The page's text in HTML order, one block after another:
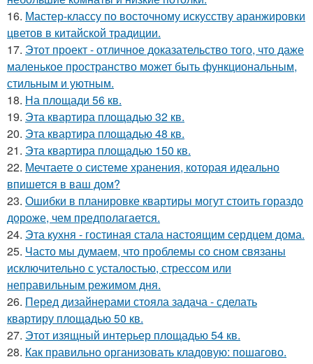
16. Мастер-классу по восточному искусству аранжировки
цветов в китайской традиции.
17. Этот проект - отличное доказательство того, что даже
маленькое пространство может быть функциональным,
стильным и уютным.
18. На площади 56 кв.
19. Эта квартира площадью 32 кв.
20. Эта квартира площадью 48 кв.
21. Эта квартира площадью 150 кв.
22. Мечтаете о системе хранения, которая идеально
впишется в ваш дом?
23. Ошибки в планировке квартиры могут стоить гораздо
дороже, чем предполагается.
24. Эта кухня - гостиная стала настоящим сердцем дома.
25. Часто мы думаем, что проблемы со сном связаны
исключительно с усталостью, стрессом или
неправильным режимом дня.
26. Перед дизайнерами стояла задача - сделать
квартиру площадью 50 кв.
27. Этот изящный интерьер площадью 54 кв.
28. Как правильно организовать кладовую: пошагово.